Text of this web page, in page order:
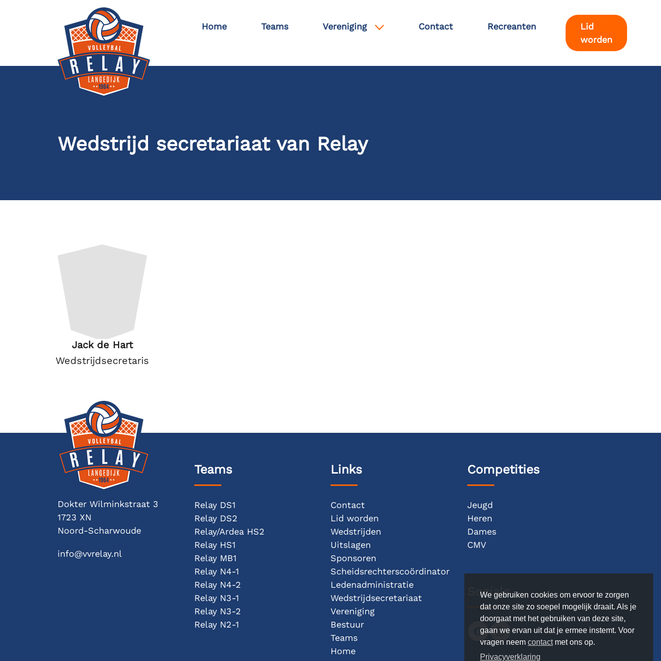
Home Teams Vereniging Contact Recreanten
Lid
worden
Wedstrijd secretariaat van Relay
Jack de Hart
Wedstrijdsecretaris
Dokter Wilminkstraat 3
1723 XN
Noord-Scharwoude
info@vvrelay.nl
Teams
Relay DS1
Relay DS2
Relay/Ardea HS2
Relay HS1
Relay MB1
Relay N4-1
Relay N4-2
Relay N3-1
Relay N3-2
Relay N2-1
Links
Contact
Lid worden
Wedstrijden
Uitslagen
Sponsoren
Scheidsrechterscoördinator
Ledenadministratie
Wedstrijdsecretariaat
Vereniging
Bestuur
Teams
Home
Competities
Jeugd
Heren
Dames
CMV
Socials
We gebruiken cookies om ervoor te zorgen
dat onze site zo soepel mogelijk draait. Als je
doorgaat met het gebruiken van deze site,
gaan we ervan uit dat je ermee instemt. Voor
vragen neem contactmet ons op.
Privacyverklaring